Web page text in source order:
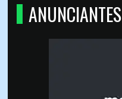
ANUNCIANTES